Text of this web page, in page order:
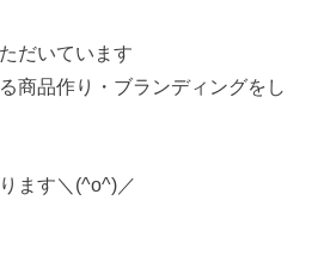
だいています
商品作り・ブランディングをし
ます＼(^o^)／